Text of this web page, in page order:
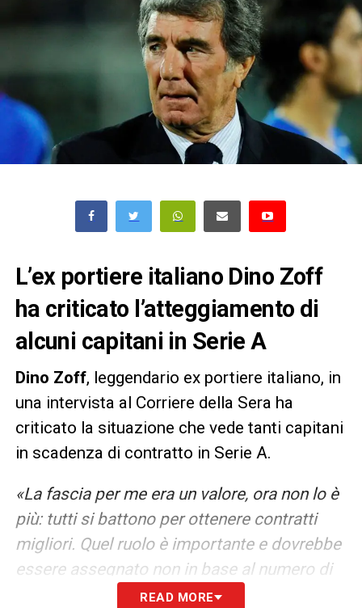
L’ex portiere italiano Dino Zoff
ha criticato l’atteggiamento di
alcuni capitani in Serie A
Dino Zoff, leggendario ex portiere italiano, in
una intervista al Corriere della Sera ha
criticato la situazione che vede tanti capitani
in scadenza di contratto in Serie A.
«La fascia per me era un valore, ora non lo è
più: tutti si battono per ottenere contratti
migliori. Quel ruolo è importante e dovrebbe
essere assegnato non in base al numero di
presenze ma alla personalità, all’abilità nel
READ MORE